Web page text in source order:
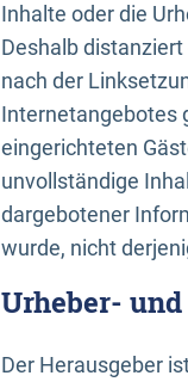
Inhalte oder die
Deshalb
nach der
Internetangebotes
eingerichteten
unvollständige
dargebotener
wurde, nicht
Urheber-
Der Herausgeber